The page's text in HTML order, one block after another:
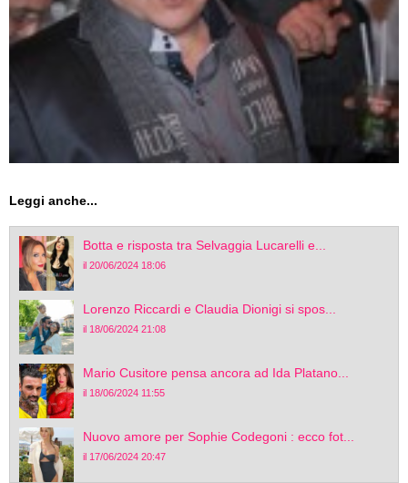
Leggi anche...
Botta e risposta tra Selvaggia Lucarelli e...
il 20/06/2024 18:06
Lorenzo Riccardi e Claudia Dionigi si spos...
il 18/06/2024 21:08
Mario Cusitore pensa ancora ad Ida Platano...
il 18/06/2024 11:55
Nuovo amore per Sophie Codegoni : ecco fot...
il 17/06/2024 20:47